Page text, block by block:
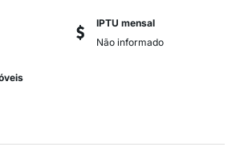
IPTU mensal
Não informado